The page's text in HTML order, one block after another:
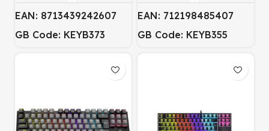
EAN: 8713439242607
GB Code: KEYB373
EAN: 712198485407
GB Code: KEYB355